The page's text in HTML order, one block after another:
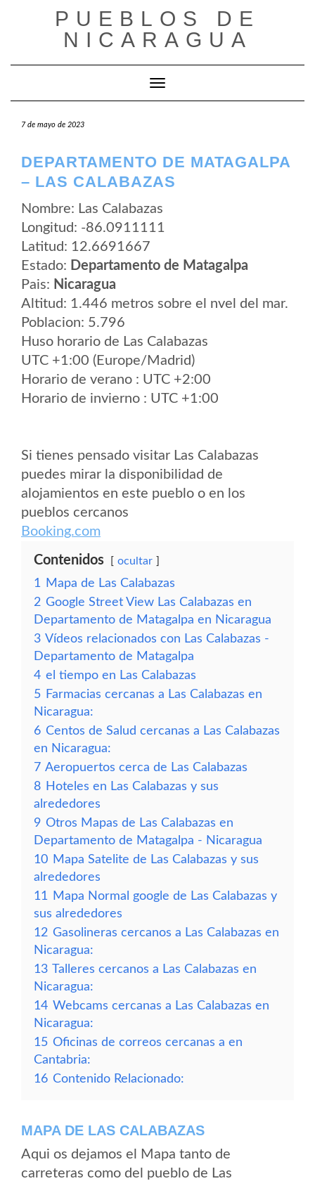
PUEBLOS DE
NICARAGUA
Cambiar modo de navegación
7 de mayo de 2023
DEPARTAMENTO DE MATAGALPA
– LAS CALABAZAS
Nombre: Las Calabazas
Longitud: -86.0911111
Latitud: 12.6691667
Estado: Departamento de Matagalpa
Pais: Nicaragua
Altitud: 1.446 metros sobre el nvel del mar.
Poblacion: 5.796
Huso horario de Las Calabazas
UTC +1:00 (Europe/Madrid)
Horario de verano : UTC +2:00
Horario de invierno : UTC +1:00
Si tienes pensado visitar Las Calabazas
puedes mirar la disponibilidad de
alojamientos en este pueblo o en los
pueblos cercanos
Booking.com
Contenidos ocultar
1
Mapa de Las Calabazas
2 Google Street View Las Calabazas en
Departamento de Matagalpa en Nicaragua
3 Vídeos relacionados con Las Calabazas -
Departamento de Matagalpa
4 el tiempo en Las Calabazas
5 Farmacias cercanas a Las Calabazas en
Nicaragua:
6 Centos de Salud cercanas a Las Calabazas
en Nicaragua:
7 Aeropuertos cerca de Las Calabazas
8 Hoteles en Las Calabazas y sus
alrededores
9 Otros Mapas de Las Calabazas en
Departamento de Matagalpa - Nicaragua
10 Mapa Satelite de Las Calabazas y sus
alrededores
11
Mapa Normal google de Las Calabazas y
sus alrededores
12 Gasolineras cercanos a Las Calabazas en
Nicaragua:
13 Talleres cercanos a Las Calabazas en
Nicaragua:
14 Webcams cercanas a Las Calabazas en
Nicaragua:
15 Oficinas de correos cercanas a en
Cantabria:
16 Contenido Relacionado:
MAPA DE LAS CALABAZAS
Aqui os dejamos el Mapa tanto de
carreteras como del pueblo de Las